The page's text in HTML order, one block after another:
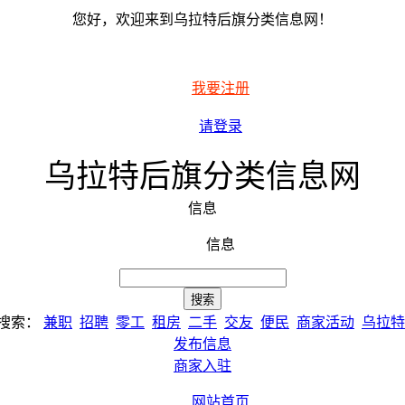
您好，欢迎来到乌拉特后旗分类信息网！
我要注册
请登录
乌拉特后旗分类信息网
信息
信息
索： 兼职 招聘 零工 租房 二手 交友 便民 商家活动 乌拉
发布信息
商家入驻
网站首页